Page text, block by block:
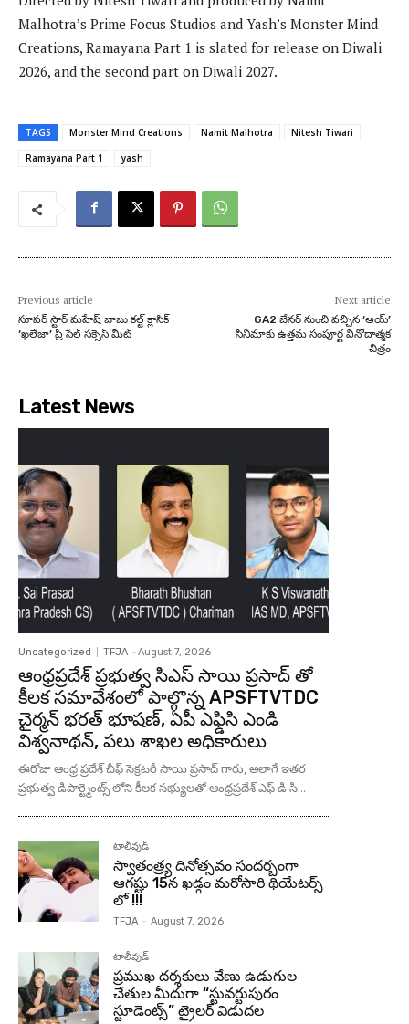
Malhotra’s Prime Focus Studios and Yash’s Monster Mind
Creations, Ramayana Part 1 is slated for release on Diwali
2026, and the second part on Diwali 2027.
TAGS Monster Mind Creations Namit Malhotra
Nitesh Tiwari
Ramayana Part 1
yash
Previous article
సూపర్ స్టార్ మహేష్ బాబు కల్ట్ క్లాసిక్
‘ఖలేజా’ ప్రీ సేల్ సక్సెస్ మీట్
Next article
GA2 బేనర్ నుంచి వచ్చిన ‘ఆయ్’
సినిమాకు ఉత్తమ సంపూర్ణ వినోదాత్మక
చిత్రం
Latest News
Uncategorized TFJA - August 7, 2026
ఆంధ్రప్రదేశ్ ప్రభుత్వ సిఎస్ సాయి ప్రసాద్ తో
కీలక సమావేశంలో పాల్గొన్న APSFTVTDC
చైర్మన్ భరత్ భూషణ్, ఏపీ ఎఫ్డిసి ఎండి
విశ్వనాథన్, పలు శాఖల అధికారులు
ఈరోజు ఆంధ్ర ప్రదేశ్ చీఫ్ సెక్రటరీ సాయి ప్రసాద్ గారు, అలాగే ఇతర
ప్రభుత్వ డిపార్ట్మెంట్స్ లోని కీలక సభ్యులతో ఆంధ్రప్రదేశ్ ఎఫ్ డి సి...
టాలీవుడ్
స్వాతంత్ర్య దినోత్సవం సందర్బంగా
ఆగష్టు 15న ఖడ్గం మరోసారి థియేటర్స్
లో !!!
TFJA - August 7, 2026
టాలీవుడ్
ప్రముఖ దర్శకులు వేణు ఉడుగుల
చేతుల మీదుగా “స్టువర్టుపురం
స్టూడెంట్స్” ట్రైలర్ విడుదల